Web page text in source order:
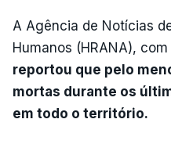
A Agência de Notícias
Humanos (HRANA),
reportou que pelo
mortas durante os
em todo o território.